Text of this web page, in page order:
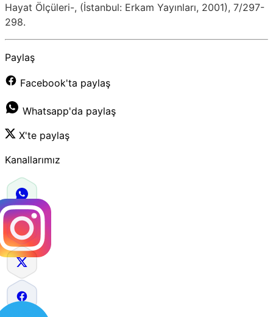
Hayat Ölçüleri-, (İstanbul: Erkam Yayınları, 2001), 7/297-
298.
Paylaş
Facebook'ta paylaş
Whatsapp'da paylaş
X'te paylaş
Kanallarımız